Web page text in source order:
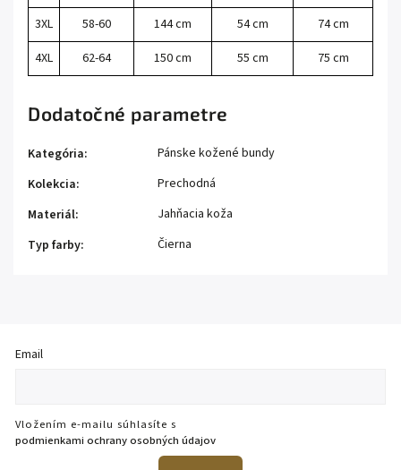
3XL
58-60 144 cm 54 cm
74 cm
4XL
62-64 150 cm 55 cm 75 cm
Dodatočné parametre
Kategória:
Pánske kožené bundy
Kolekcia:
Prechodná
Materiál:
Jahňacia koža
Typ farby: Čierna
Email
Vložením e-mailu súhlasíte s
podmienkami ochrany osobných údajov